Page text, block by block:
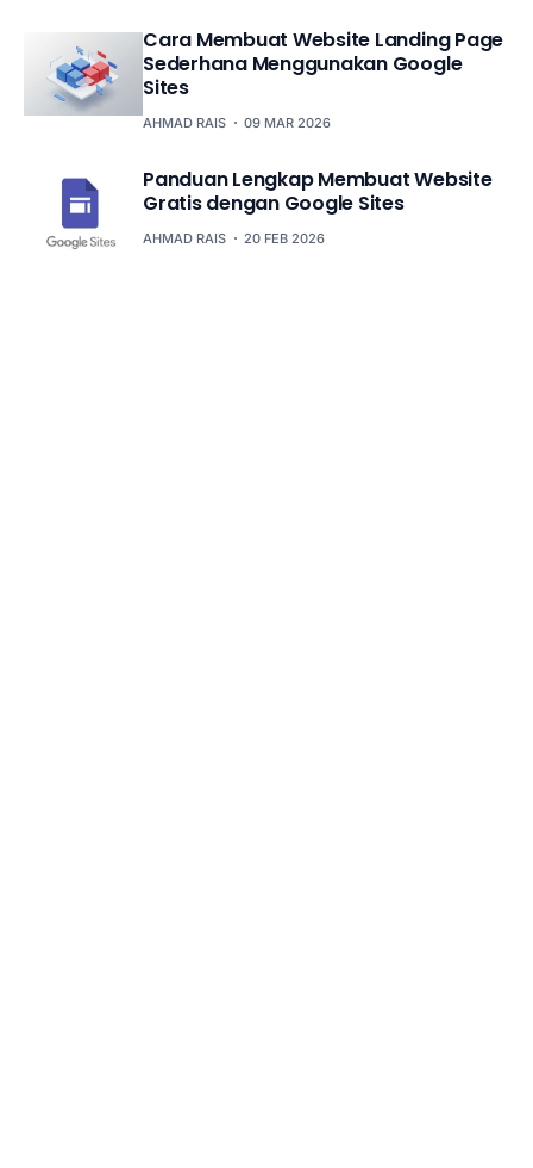
Cara Membuat Website Landing Page
Sederhana Menggunakan Google
Sites
AHMAD RAIS 09 MAR 2026
Panduan Lengkap Membuat Website
Gratis dengan Google Sites
AHMAD RAIS 20 FEB 2026